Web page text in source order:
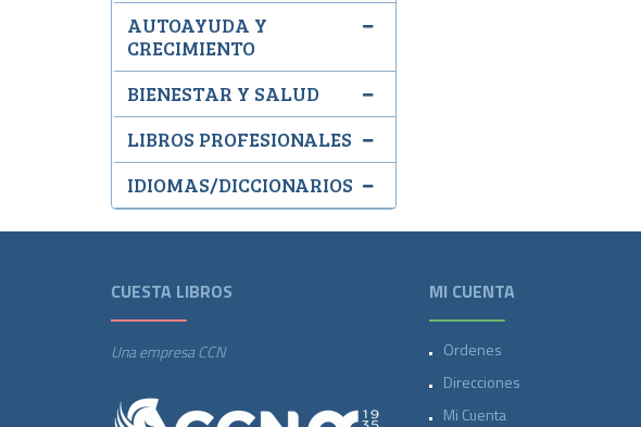
AUTOAYUDA Y
CRECIMIENTO
BIENESTAR Y SALUD
LIBROS PROFESIONALES
IDIOMAS/DICCIONARIOS
CUESTA LIBROS
Una empresa CCN
MI CUENTA
Ordenes
Direcciones
Mi Cuenta